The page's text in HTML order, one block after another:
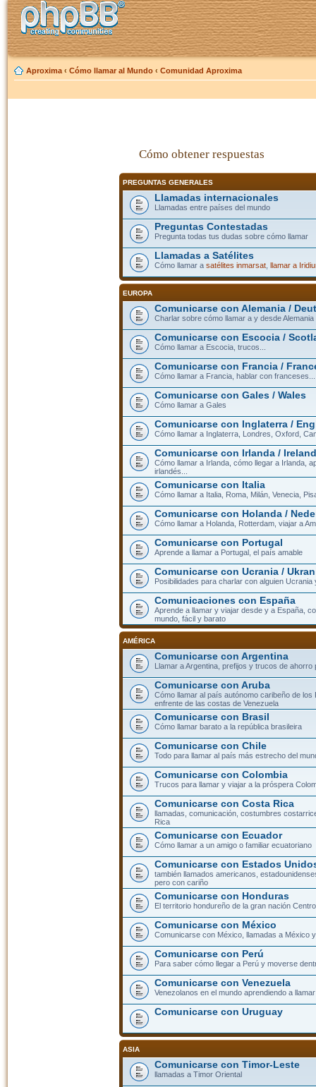
Aproxima ‹ Cómo llamar al Mundo ‹ Comunidad Aproxima
Cómo obtener respuestas
PREGUNTAS GENERALES
Llamadas internacionales
Llamadas entre países del mundo
Preguntas Contestadas
Pregunta todas tus dudas sobre cómo llamar
Llamadas a Satélites
Cómo llamar a satélites inmarsat, llamar a
EUROPA
Comunicarse con Alemania /
Charlar sobre cómo llamar a y desde Alemania
Comunicarse con Escocia /
Cómo llamar a Escocia, trucos...
Comunicarse con Francia /
Cómo llamar a Francia, hablar con franceses...
Comunicarse con Gales / Wales
Cómo llamar a Gales
Comunicarse con Inglaterra /
Cómo llamar a Inglaterra, Londres, Oxford,
Comunicarse con Irlanda / Ireland
Cómo llamar a Irlanda, cómo llegar a Irlanda,
irlandés...
Comunicarse con Italia
Cómo llamar a Italia, Roma, Milán, Venecia,
Comunicarse con Holanda /
Cómo llamar a Holanda, Rotterdam, viajar a
Comunicarse con Portugal
Aprende a llamar a Portugal, el país amable
Comunicarse con Ucrania /
Posibilidades para charlar con alguien Ucrania
Comunicaciones con España
Aprende a llamar y viajar desde y a España,
mundo, fácil y barato
AMÉRICA
Comunicarse con Argentina
Llamar a Argentina, prefijos y trucos de ahorro
Comunicarse con Aruba
Cómo llamar al país autónomo caribeño de los
enfrente de las costas de Venezuela
Comunicarse con Brasil
Cómo llamar barato a la república brasileira
Comunicarse con Chile
Todo para llamar al país más estrecho del
Comunicarse con Colombia
Trucos para llamar y viajar a la próspera
Comunicarse con Costa Rica
llamadas, comunicación, costumbres
Rica
Comunicarse con Ecuador
Cómo llamar a un amigo o familiar ecuatoriano
Comunicarse con Estados
también llamados americanos,
pero con cariño
Comunicarse con Honduras
El territorio hondureño de la gran nación
Comunicarse con México
Comunicarse con México, llamadas a México
Comunicarse con Perú
Para saber cómo llegar a Perú y moverse
Comunicarse con Venezuela
Venezolanos en el mundo aprendiendo a
Comunicarse con Uruguay
ASIA
Comunicarse con Timor-Leste
llamadas a Timor Oriental